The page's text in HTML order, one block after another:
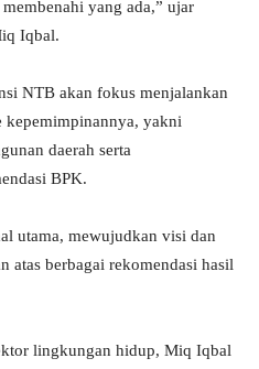
yang ada,” ujar
Iqbal.
NTB akan fokus menjalankan
kepemimpinannya, yakni
daerah serta
BPK.
utama, mewujudkan visi dan
atas berbagai rekomendasi hasil
lingkungan hidup, Miq Iqbal